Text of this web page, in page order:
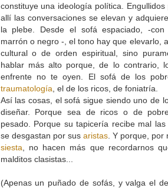
constituye una ideología política.
allí las conversaciones se elevan y
la plebe. Desde el sofá espaciado, -
marrón o negro -, el tono hay que elevarlo,
cultural o de orden espiritual, sino
hablar más alto porque, de lo contrario,
enfrente no te oyen. El sofá de los
traumatología , el de los ricos, de foniatría.
Así las cosas, el sofá sigue siendo uno de
diseñar. Porque sea de ricos o de
pesado. Porque su tapicería recibe mal
se desgastan por sus aristas. Y porque, por
siesta , no hacen más que recordarnos
malditos clasistas...
(Apenas un puñado de sofás, y valga el